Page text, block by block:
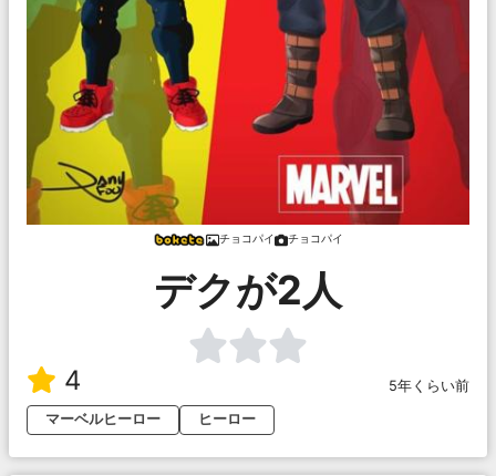
チョコパイ チョコパイ
デクが2人
4
5年くらい前
マーベルヒーロー
ヒーロー